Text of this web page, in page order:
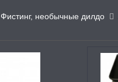
Фистинг, необычные дилдо